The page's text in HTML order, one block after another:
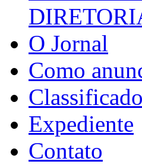
O Jornal
Como
Expediente
Contato